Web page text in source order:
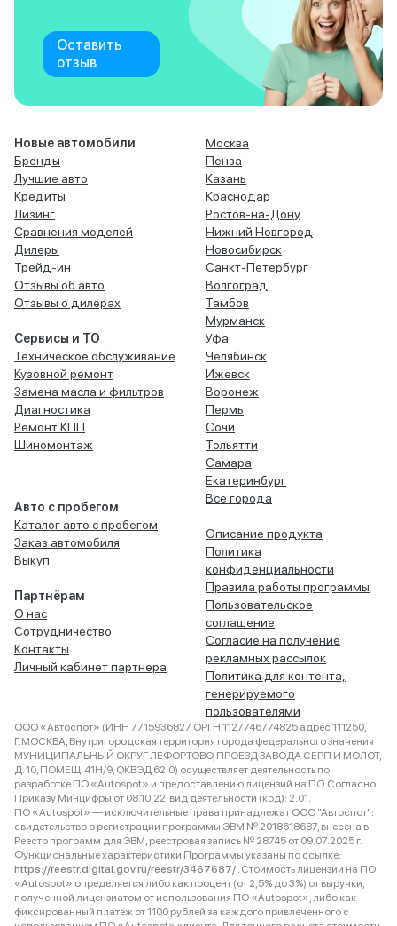
Оставить
отзыв
Новые автомобили
Бренды
Лучшие авто
Кредиты
Лизинг
Сравнения моделей
Дилеры
Трейд-ин
Отзывы об авто
Отзывы о дилерах
Сервисы и ТО
Техническое обслуживание
Кузовной ремонт
Замена масла и фильтров
Диагностика
Ремонт КПП
Шиномонтаж
Авто с пробегом
Каталог авто с пробегом
Заказ автомобиля
Выкуп
Партнёрам
О нас
Сотрудничество
Контакты
Личный кабинет партнера
Москва
Пенза
Казань
Краснодар
Ростов-на-Дону
Нижний Новгород
Новосибирск
Санкт-Петербург
Волгоград
Тамбов
Мурманск
Уфа
Челябинск
Ижевск
Воронеж
Пермь
Сочи
Тольятти
Самара
Екатеринбург
Все города
Описание продукта
Политика
конфиденциальности
Правила работы программы
Пользовательское
соглашение
Согласие на получение
рекламных рассылок
Политика для контента,
генерируемого
пользователями
ООО «Автоспот» (ИНН 7715936827 ОРГН 1127746774825 адрес 111250,
Г.МОСКВА, Внутригородская территория города федерального значения
МУНИЦИПАЛЬНЫЙ ОКРУГ ЛЕФОРТОВО, ПРОЕЗД ЗАВОДА СЕРП И МОЛОТ,
Д. 10, ПОМЕЩ. 41Н/9, ОКВЭД 62.0) осуществляет деятельность по
разработке ПО «Autospot» и предоставлению лицензий на ПО. Согласно
Приказу Минцифры от 08.10.22, вид деятельности (код): 2.01.
ПО «Autospot» — исключительные права принадлежат ООО "Автоспот":
свидетельство о регистрации программы ЭВМ № 2018618687, внесена в
Реестр программ для ЭВМ, реестровая запись № 28745 от 09.07.2025 г.
Функциональные характеристики Программы указаны по ссылке:
https://reestr.digital.gov.ru/reestr/3467687/ . Стоимость лицензии на ПО
«Autospot» определяется либо как процент (от 2,5% до 3%) от выручки,
полученной лицензиатом от использования ПО «Autospot», либо как
фиксированный платеж от 1100 рублей за каждого привлеченного с